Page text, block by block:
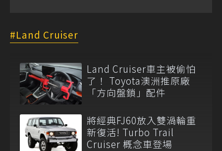
Land Cruiser
Land Cruiser車主被偷怕
了！ Toyota澳洲推原廠
「方向盤鎖」配件
將經典FJ60放入雙渦輪重
新復活! Turbo Trail
Cruiser 概念車登場